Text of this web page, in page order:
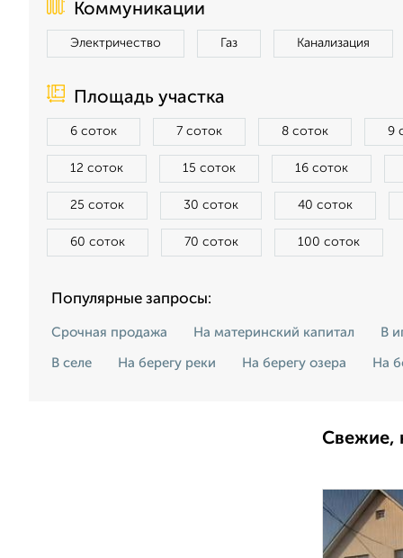
Коммуникации
Электричество Газ Канализация
Площадь участка
6 соток 7 соток 8 соток 9
12 соток 15 соток 16 соток
25 соток 30 соток 40 соток
60 соток 70 соток 100 соток
Популярные запросы:
Срочная продажа На материнский капитал В
В селе На берегу реки На берегу озера На
Свежие,